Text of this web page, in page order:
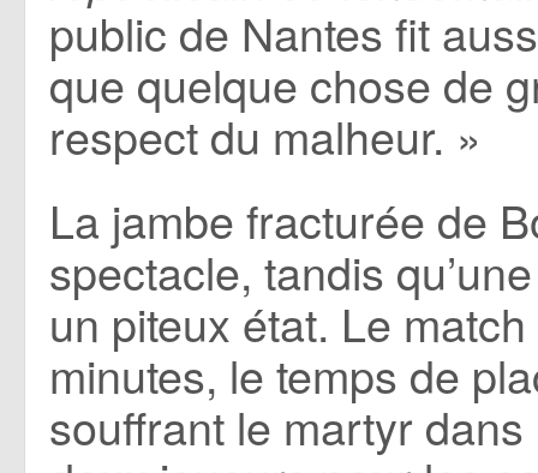
public de Nantes fit
que quelque chose de
respect du malheur. »
La jambe fracturée de
spectacle, tandis
un piteux état. Le
minutes, le temps de
souffrant le martyr